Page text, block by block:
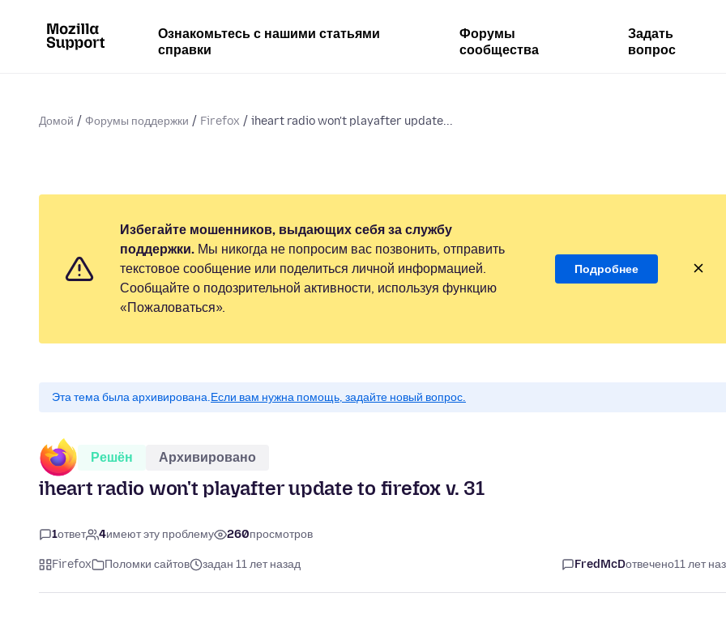
Ознакомьтесь с нашими статьями
справки
Форумы
сообщества
Задать
вопрос
Домой Форумы поддержки Firefox iheart radio won't playafter update...
Избегайте мошенников, выдающих себя за службу
поддержки. Мы никогда не попросим вас позвонить, отправить
текстовое сообщение или поделиться личной информацией.
Сообщайте о подозрительной активности, используя функцию
«Пожаловаться».
Подробнее
Эта тема была архивирована.Если вам нужна помощь, задайте новый вопрос.
Решён Архивировано
iheart radio won't playafter update to firefox v. 31
1ответ 4имеют эту проблему 260просмотров
Firefox Поломки сайтов задан 11 лет назад FredMcDотвечено11 лет